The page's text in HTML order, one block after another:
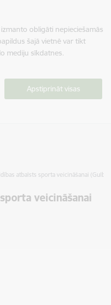
obligāti nepieciešamās
šajā vietnē var tikt
mediju sīkdatnes.
Apstiprināt visas
atbalsts sporta veicināšanai
veicināšanai